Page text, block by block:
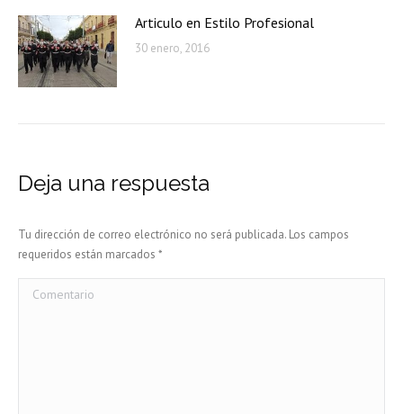
Articulo en Estilo Profesional
30 enero, 2016
Deja una respuesta
Tu dirección de correo electrónico no será publicada. Los campos
requeridos están marcados *
Comentario